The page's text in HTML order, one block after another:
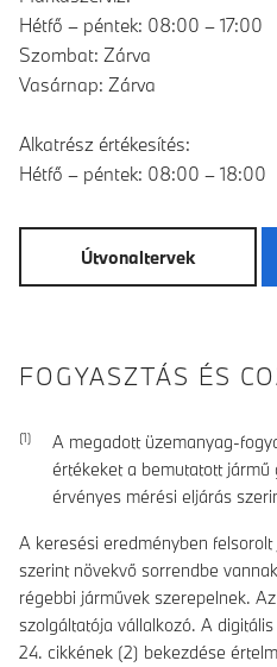
Hétfő – péntek: 08:00 – 17:00
Szombat: Zárva
Vasárnap: Zárva
Alkatrész értékesítés:
Hétfő – péntek: 08:00 – 18:00
Útvonaltervek
FOGYASZTÁS ÉS
A megadott üzemanyag-
értékeket a bemutatott
érvényes mérési eljárás
A keresési eredményben
szerint növekvő sorrendbe
régebbi járművek szerepelnek.
szolgáltatója vállalkozó. A
24. cikkének (2) bekezdése